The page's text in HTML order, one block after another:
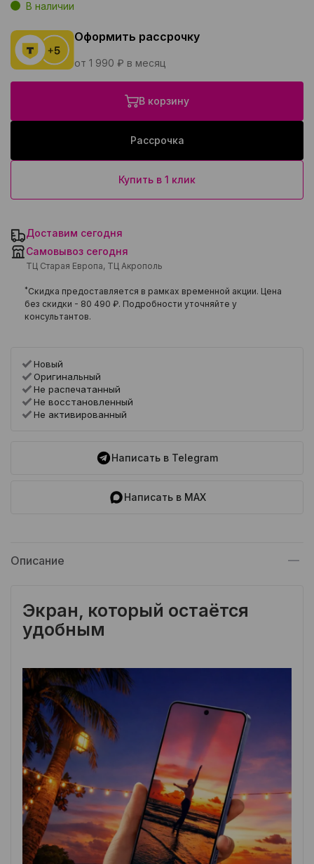
В наличии
Оформить рассрочку
от 1 990 ₽ в месяц
В корзину
Рассрочка
Купить в 1 клик
Доставим сегодня
Самовывоз сегодня
ТЦ Старая Европа, ТЦ Акрополь
*Скидка предоставляется в рамках временной акции. Цена
без скидки - 80 490 ₽. Подробности уточняйте у
консультантов.
Новый
Оригинальный
Не распечатанный
Не восстановленный
Не активированный
Написать в Telegram
Написать в MAX
Описание
Экран, который остаётся
удобным